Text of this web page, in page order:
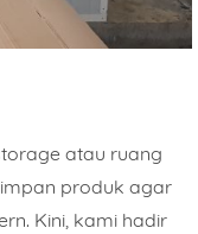
atau ruang
produk agar
Kini, kami hadir